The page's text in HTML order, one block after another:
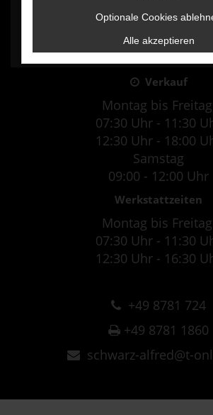
Verkauf
Montag bis
07:30 Uhr - 11:30
12:30 Uhr - 18:00
Samstag
09:00 - 12:00 Uhr
Werkstattzeiten
Montag bis
07:30 Uhr - 11:30
12:30 Uhr - 16:30
+49 8781 724
+49 8781 1860
schwarz-alfred@t-
Optionale Cookies
Alle akzeptieren